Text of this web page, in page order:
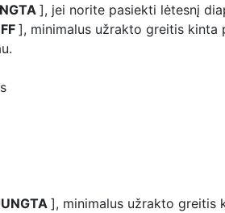
], jei norite pasiekti lėtesnį
], minimalus užrakto greitis kinta
], minimalus užrakto greitis